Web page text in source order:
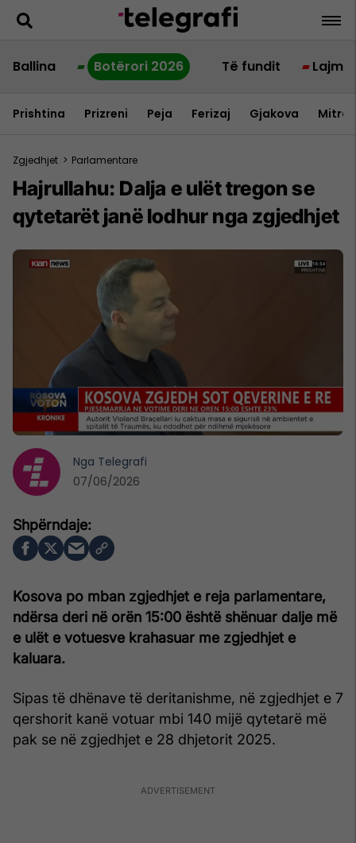
Ballina Botërori 2026 Të fundit Lajme
Prishtina Prizreni Peja Ferizaj Gjakova
Zgjedhjet > Parlamentare
Hajrullahu: Dalja e ulët tregon se
qytetarët janë lodhur nga zgjedhjet
Kosova po mban zgjedhjet e reja parlamentare,
ndërsa deri në orën 15:00 është shënuar dalje më
e ulët e votuesve krahasuar me zgjedhjet e
kaluara.
Sipas të dhënave të deritanishme, në zgjedhjet e 7
qershorit kanë votuar mbi 140 mijë qytetarë më
pak se në zgjedhjet e 28 dhjetorit 2025.
Nga Telegrafi
07/06/2026